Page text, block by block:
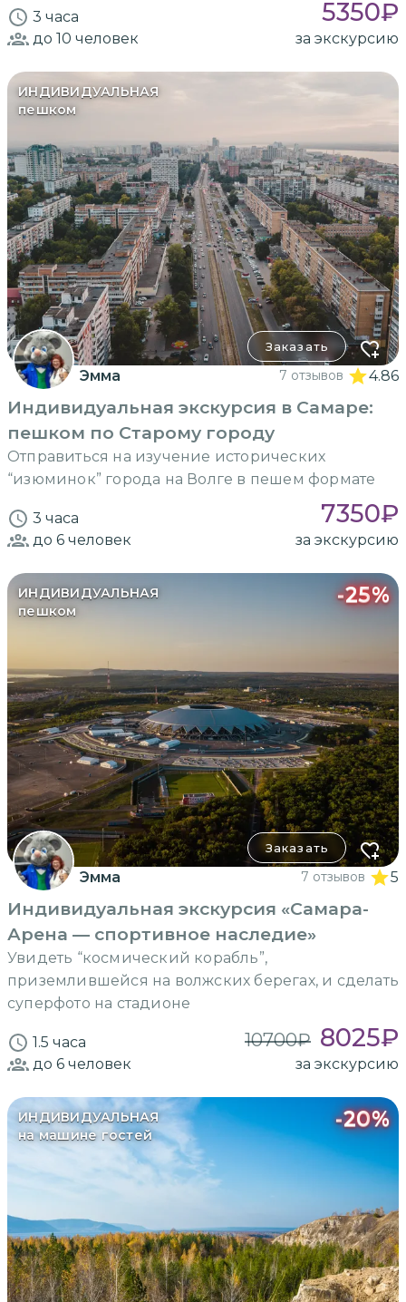
3 часа 5350₽
до 10 человек за экскурсию
ИНДИВИДУАЛЬНАЯ
пешком
Заказать
Эмма 7 отзывов 4.86
Индивидуальная экскурсия в Самаре:
пешком по Старому городу
Отправиться на изучение исторических
“изюминок” города на Волге в пешем формате
3 часа 7350₽
до 6 человек за экскурсию
ИНДИВИДУАЛЬНАЯ
пешком
-25%
Заказать
Эмма 7 отзывов 5
Индивидуальная экскурсия «Самара-
Арена — спортивное наследие»
Увидеть “космический корабль”,
приземлившейся на волжских берегах, и сделать
суперфото на стадионе
1.5 часа 10700₽ 8025₽
до 6 человек за экскурсию
ИНДИВИДУАЛЬНАЯ
на машине гостей
-20%